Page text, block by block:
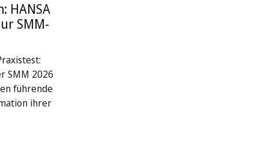
HANSA
SMM-
SMM 2026
führende
ihrer